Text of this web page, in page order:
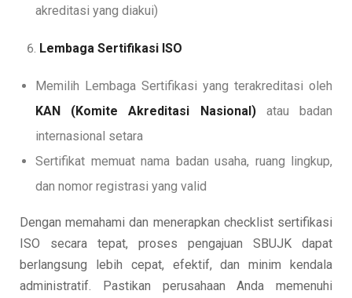
akreditasi yang diakui)
Lembaga Sertifikasi ISO
Memilih Lembaga Sertifikasi yang terakreditasi oleh
KAN (Komite Akreditasi Nasional)atau badan
internasional setara
Sertifikat memuat nama badan usaha, ruang lingkup,
dan nomor registrasi yang valid
Dengan memahami dan menerapkan checklist sertifikasi
ISO secara tepat, proses pengajuan SBUJK dapat
berlangsung lebih cepat, efektif, dan minim kendala
administratif. Pastikan perusahaan Anda memenuhi